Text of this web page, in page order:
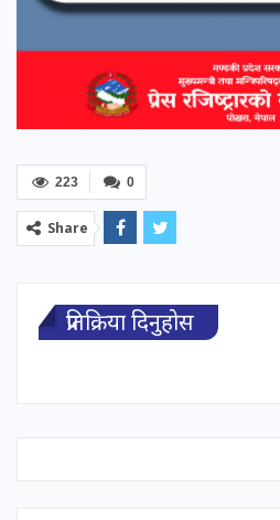
0
223
Share
प्रतिक्रिया दिनुहोस